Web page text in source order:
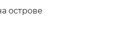
острове